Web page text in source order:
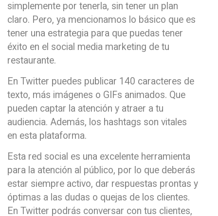
simplemente por tenerla, sin tener un plan
claro. Pero, ya mencionamos lo básico que es
tener una estrategia para que puedas tener
éxito en el social media marketing de tu
restaurante.
En Twitter puedes publicar 140 caracteres de
texto, más imágenes o GIFs animados. Que
pueden captar la atención y atraer a tu
audiencia. Además, los hashtags son vitales
en esta plataforma.
Esta red social es una excelente herramienta
para la atención al público, por lo que deberás
estar siempre activo, dar respuestas prontas y
óptimas a las dudas o quejas de los clientes.
En Twitter podrás conversar con tus clientes,